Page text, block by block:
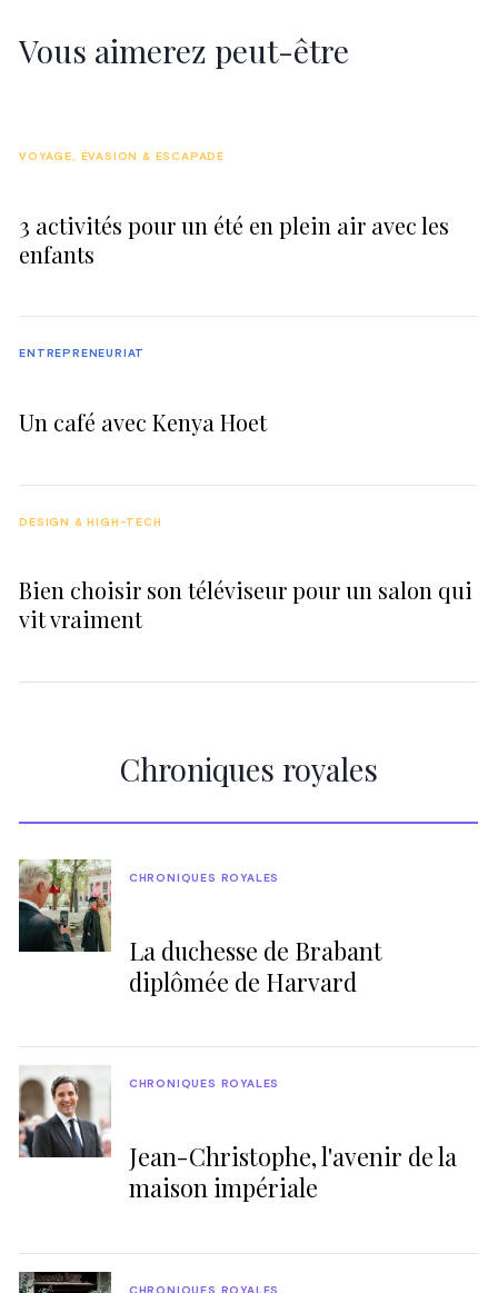
Vous aimerez peut-être
3 activités pour un été en plein air avec les
enfants
VOYAGE, ÉVASION & ESCAPADE
Un café avec Kenya Hoet
ENTREPRENEURIAT
Bien choisir son téléviseur pour un salon qui
vit vraiment
DESIGN & HIGH-TECH
Chroniques royales
La duchesse de Brabant
diplômée de Harvard
CHRONIQUES ROYALES
Jean-Christophe, l'avenir de la
maison impériale
CHRONIQUES ROYALES
CHRONIQUES ROYALES